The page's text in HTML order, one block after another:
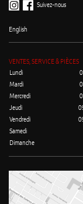
Suivez-nous
English
VENTES, SERVICE & PIÈCES
Lundi
Mardi
Mercredi
Jeudi
Vendredi
Samedi
Dimanche